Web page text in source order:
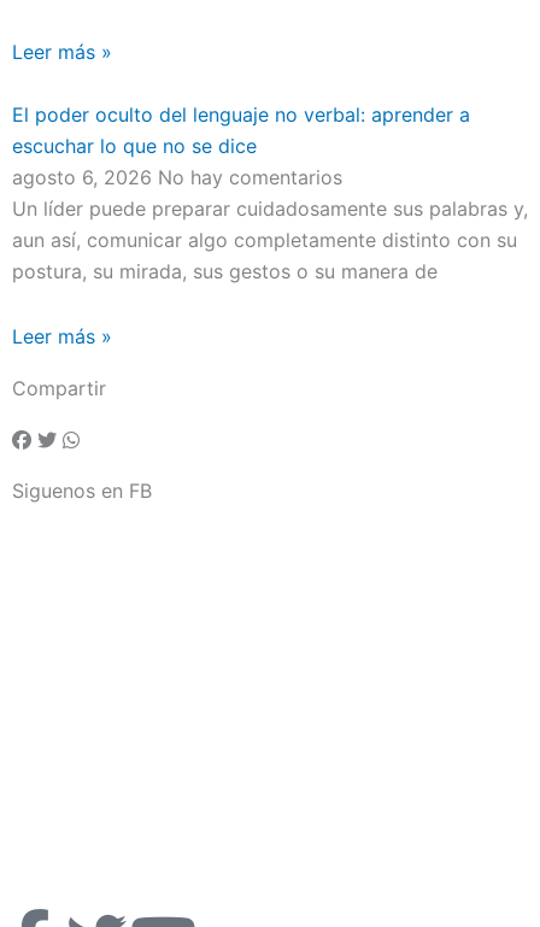
Leer más »
El poder oculto del lenguaje no verbal: aprender a
escuchar lo que no se dice
agosto 6, 2026 No hay comentarios
Un líder puede preparar cuidadosamente sus palabras y,
aun así, comunicar algo completamente distinto con su
postura, su mirada, sus gestos o su manera de
Leer más »
Compartir
Siguenos en FB